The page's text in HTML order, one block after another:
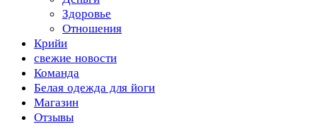
Здоровье
Отношения
Крийи
свежие новости
Команда
Белая одежда для йоги
Магазин
Отзывы